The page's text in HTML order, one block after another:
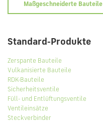
Maßgeschneiderte Bauteile
Standard-Produkte
Zerspante Bauteile
Vulkanisierte Bauteile
RDK-Bauteile
Sicherheitsventile
Füll- und Entlüftungsventile
Ventileinsätze
Steckverbinder